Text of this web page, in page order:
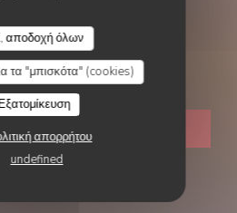
αποδοχή όλων
τα "μπισκότα" (cookies)
απορρήτου
undefined
• ROUEN
XXI
ΤΡΑΠΕΖΙΟΎ
LE XXI